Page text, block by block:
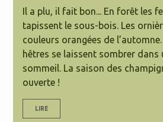
Il a plu, il fait bon... En forêt les
tapissent le sous-bois. Les
couleurs orangées de
hêtres se laissent sombrer dans
sommeil. La saison des
ouverte !
LIRE